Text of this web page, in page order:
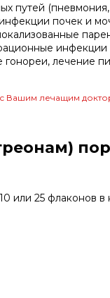
путей
почек и
инфекции
лечение
Вашим лечащим
или 25 флаконов в